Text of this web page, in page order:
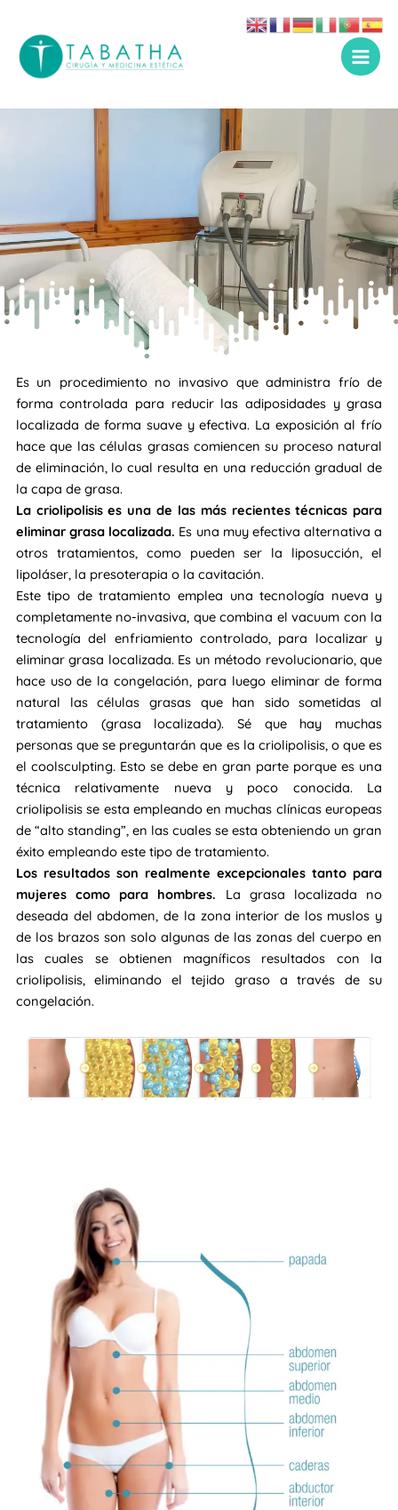
contenido
Es un procedimiento no invasivo que administra frío de
forma controlada para reducir las adiposidades y grasa
localizada de forma suave y efectiva. La exposición al frío
hace que las células grasas comiencen su proceso natural
de eliminación, lo cual resulta en una reducción gradual de
la capa de grasa.
La criolipolisis es una de las más recientes técnicas para
eliminar grasa localizada. Es una muy efectiva alternativa a
otros tratamientos, como pueden ser la liposucción, el
lipoláser, la presoterapia o la cavitación.
Este tipo de tratamiento emplea una tecnología nueva y
completamente no-invasiva, que combina el vacuum con la
tecnología del enfriamiento controlado, para localizar y
eliminar grasa localizada. Es un método revolucionario, que
hace uso de la congelación, para luego eliminar de forma
natural las células grasas que han sido sometidas al
tratamiento (grasa localizada). Sé que hay muchas
personas que se preguntarán que es la criolipolisis, o que es
el coolsculpting. Esto se debe en gran parte porque es una
técnica relativamente nueva y poco conocida. La
criolipolisis se esta empleando en muchas clínicas europeas
de “alto standing”, en las cuales se esta obteniendo un gran
éxito empleando este tipo de tratamiento.
Los resultados son realmente excepcionales tanto para
mujeres como para hombres. La grasa localizada no
deseada del abdomen, de la zona interior de los muslos y
de los brazos son solo algunas de las zonas del cuerpo en
las cuales se obtienen magníficos resultados con la
criolipolisis, eliminando el tejido graso a través de su
congelación.